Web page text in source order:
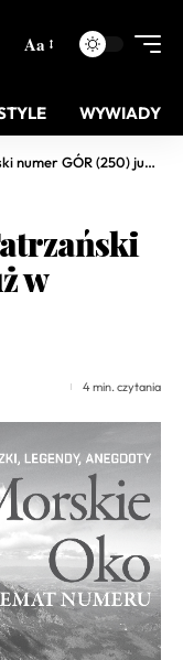
Aa
WYWIADY
(250) już w sprzedaży!
w
4 min. czytania